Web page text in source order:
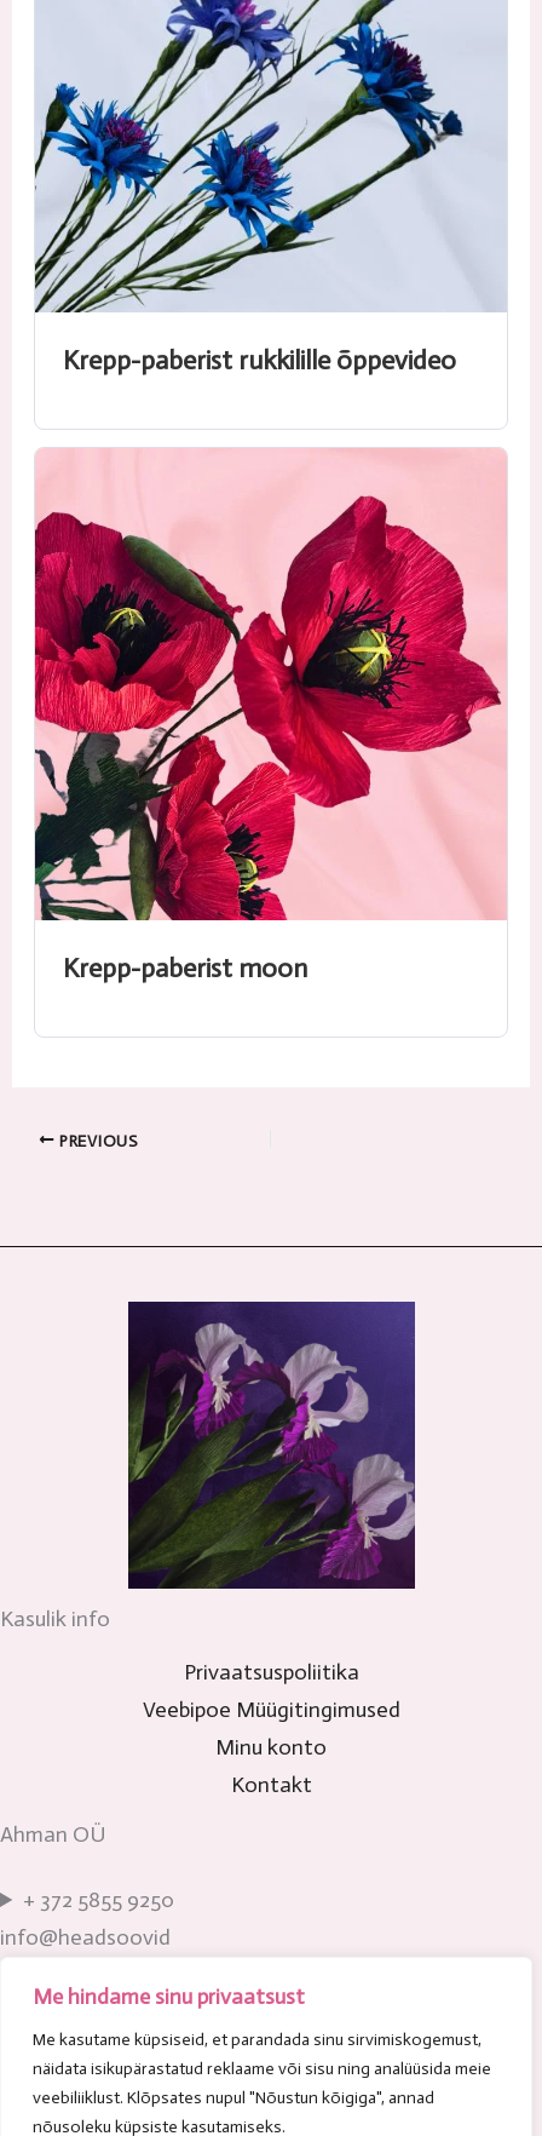
Me hindame sinu privaatsust
Me kasutame küpsiseid, et parandada sinu sirvimiskogemust,
näidata isikupärastatud reklaame või sisu ning analüüsida meie
veebiliiklust. Klõpsates nupul "Nõustun kõigiga", annad
nõusoleku küpsiste kasutamiseks.
Krepp-paberist rukkilille õppevideo
Krepp-paberist moon
PREVIOUS
Kasulik info
Privaatsuspoliitika
Veebipoe Müügitingimused
Minu konto
Kontakt
Ahman OÜ
+ 372 5855 9250
info@headsoovid
www.headsoovid.ee